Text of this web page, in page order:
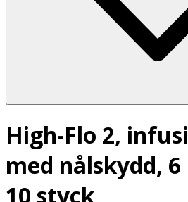
High-Flo 2,
med nålskydd, 6
10 styck